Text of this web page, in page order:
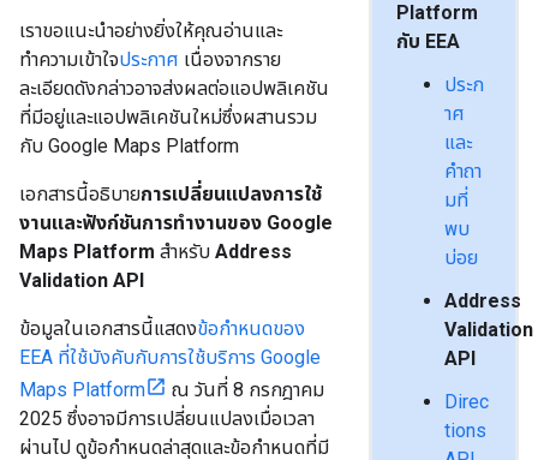
Platform
กับ EEA
ประก
าศ
และ
คำถา
มที่
พบ
บ่อย
Address
Validation
API
Direc
tions
เราขอแนะนําอย่างยิ่งให้คุณอ่านและ
ทำความเข้าใจประกาศ เนื่องจากราย
ละเอียดดังกล่าวอาจส่งผลต่อแอปพลิเคชัน
ที่มีอยู่และแอปพลิเคชันใหม่ซึ่งผสานรวม
กับ Google Maps Platform
เอกสารนี้อธิบายการเปลี่ยนแปลงการใช้
งานและฟังก์ชันการทำงานของ Google
Maps Platform สำหรับ Address
Validation API
ข้อมูลในเอกสารนี้แสดงข้อกำหนดของ
EEA ที่ใช้บังคับกับการใช้บริการ Google
Maps Platform
ณ วันที่ 8 กรกฎาคม
2025 ซึ่งอาจมีการเปลี่ยนแปลงเมื่อเวลา
ผ่านไป ดูข้อกำหนดล่าสุดและข้อกำหนดที่มี